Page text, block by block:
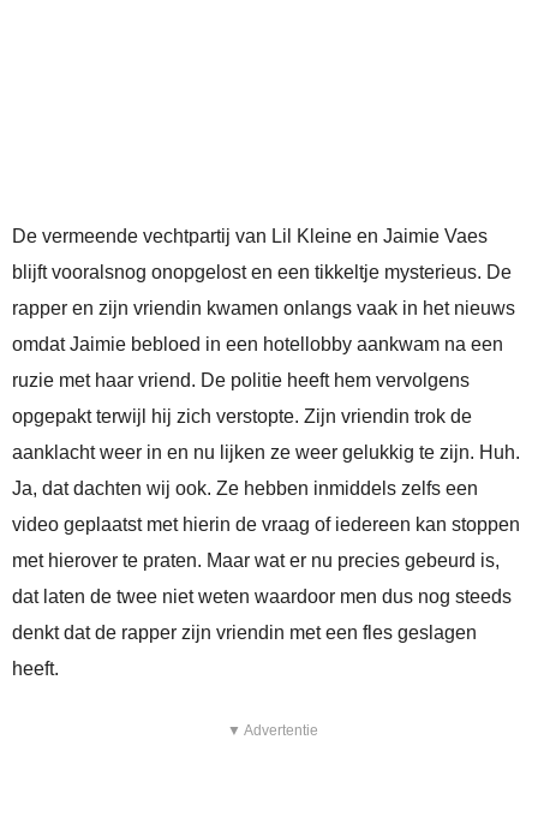
De vermeende vechtpartij van Lil Kleine en Jaimie Vaes
blijft vooralsnog onopgelost en een tikkeltje mysterieus. De
rapper en zijn vriendin kwamen onlangs vaak in het nieuws
omdat Jaimie bebloed in een hotellobby aankwam na een
ruzie met haar vriend. De politie heeft hem vervolgens
opgepakt terwijl hij zich verstopte. Zijn vriendin trok de
aanklacht weer in en nu lijken ze weer gelukkig te zijn. Huh.
Ja, dat dachten wij ook. Ze hebben inmiddels zelfs een
video geplaatst met hierin de vraag of iedereen kan stoppen
met hierover te praten. Maar wat er nu precies gebeurd is,
dat laten de twee niet weten waardoor men dus nog steeds
denkt dat de rapper zijn vriendin met een fles geslagen
heeft.
▼ Advertentie